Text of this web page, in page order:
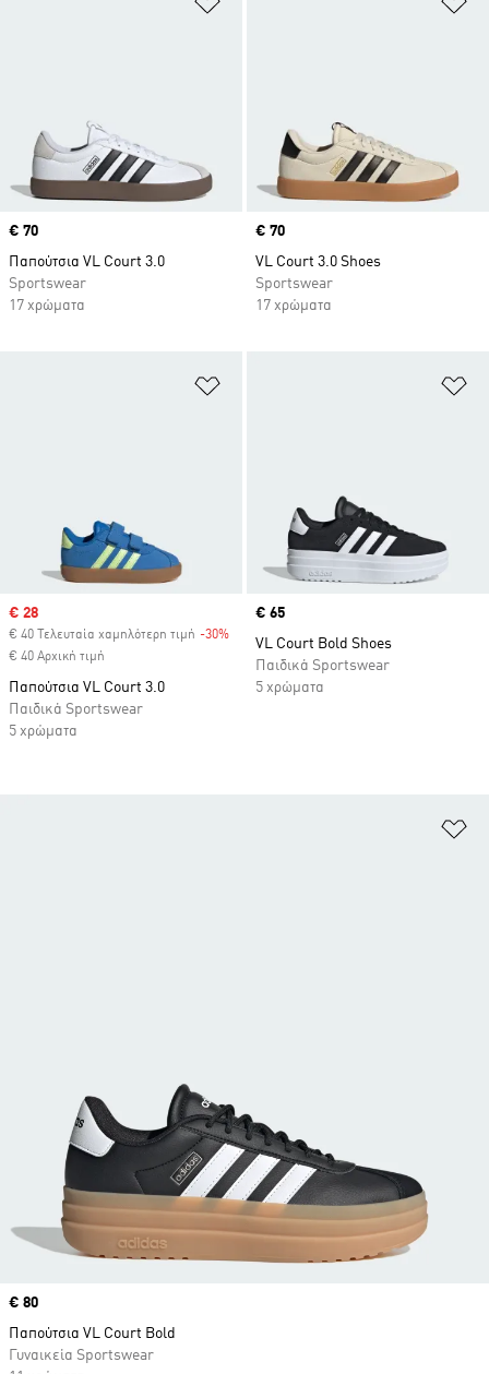
Price
€ 70
Παπούτσια VL Court 3.0
Sportswear
17 χρώματα
Price
€ 70
VL Court 3.0 Shoes
Sportswear
17 χρώματα
Προσθήκη στη Λίστα Επιθυμιών
Sale price
€ 28
€ 40 Τελευταία χαμηλότερη τιμή -30% Discount
€ 40 Αρχική τιμή
Παπούτσια VL Court 3.0
Παιδικά Sportswear
5 χρώματα
Price
€ 65
VL Court Bold Shoes
Παιδικά Sportswear
5 χρώματα
Price
€ 80
Παπούτσια VL Court Bold
Γυναικεία Sportswear